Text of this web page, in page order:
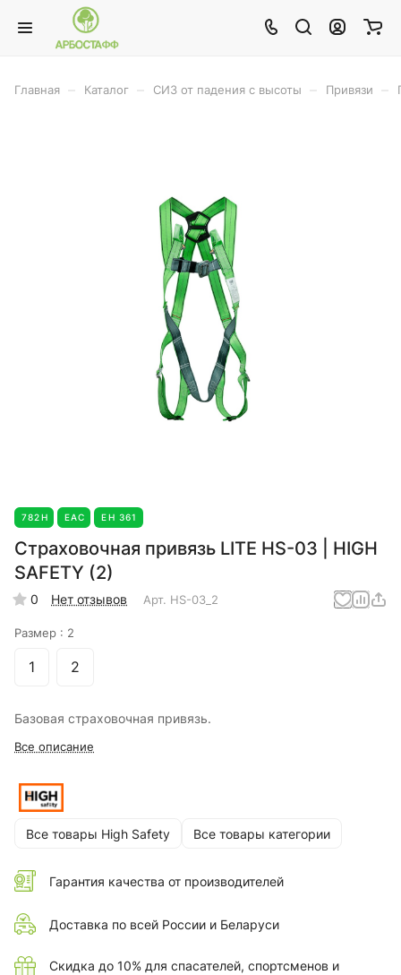
Главная Каталог СИЗ от падения с высоты Привязи
782Н EAC ЕН 361
Страховочная привязь LITE HS-03 | HIGH
SAFETY (2)
0 Нет отзывов Арт. HS-03_2
Размер : 2
1 2
Базовая страховочная привязь.
Все описание
Все товары High Safety Все товары категории
Гарантия качества от производителей
Доставка по всей России и Беларуси
Скидка до 10% для спасателей, спортсменов и